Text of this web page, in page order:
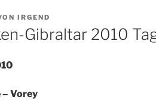
IRGEND
Gibraltar 2010 Tag
Vorey